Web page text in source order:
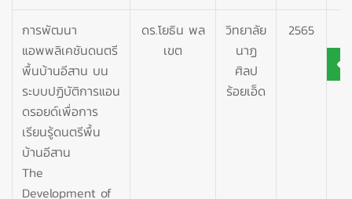
การพัฒนา
แอพพลิเคชันดนตรี
พื้นบ้านอีสาน บน
ระบบปฏิบัติการแอน
ดรอยด์เพื่อการ
เรียนรู้ดนตรีพื้น
บ้านอีสาน
The
Development of
ดร.โยธิน พล
เขต
วิทยาลัย
นาฏ
ศิลป
ร้อยเอ็ด
2565